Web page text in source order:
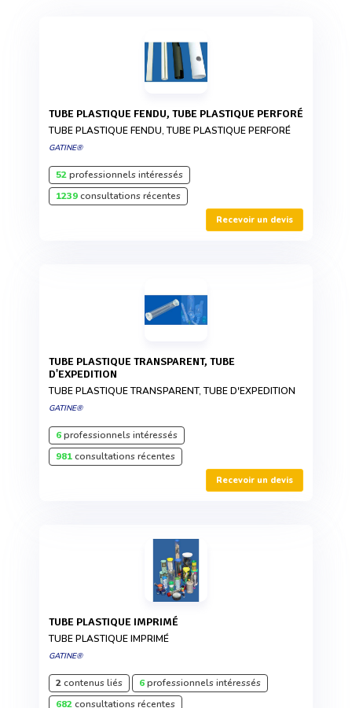
TUBE PLASTIQUE FENDU, TUBE PLASTIQUE PERFORÉ
TUBE PLASTIQUE FENDU, TUBE PLASTIQUE PERFORÉ
GATINE®
52professionnels intéressés
1239consultations récentes
Recevoir un devis
TUBE PLASTIQUE TRANSPARENT, TUBE
D'EXPEDITION
TUBE PLASTIQUE TRANSPARENT, TUBE D'EXPEDITION
GATINE®
6professionnels intéressés
981consultations récentes
Recevoir un devis
TUBE PLASTIQUE IMPRIMÉ
TUBE PLASTIQUE IMPRIMÉ
GATINE®
2contenus liés 6professionnels intéressés
682consultations récentes